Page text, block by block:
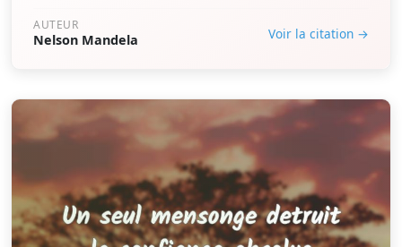
AUTEUR
Nelson Mandela Voir la citation →